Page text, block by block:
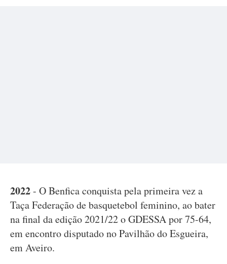
2022- O Benfica conquista pela primeira vez a
Taça Federação de basquetebol feminino, ao bater
na final da edição 2021/22 o GDESSA por 75-64,
em encontro disputado no Pavilhão do Esgueira,
em Aveiro.